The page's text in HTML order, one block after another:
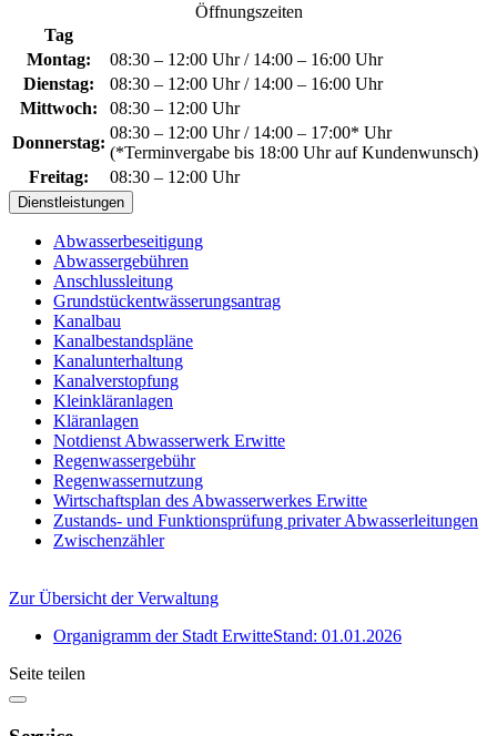
Öffnungszeiten
Tag
Montag:
08:30 – 12:00 Uhr / 14:00 – 16:00 Uhr
Dienstag:
08:30 – 12:00 Uhr / 14:00 – 16:00 Uhr
Mittwoch:
08:30 – 12:00 Uhr
Donnerstag:
08:30 – 12:00 Uhr / 14:00 – 17:00* Uhr
(*Terminvergabe bis 18:00 Uhr auf Kundenwunsch)
Freitag:
08:30 – 12:00 Uhr
Dienstleistungen
Abwasserbeseitigung
Abwassergebühren
Anschlussleitung
Grundstückentwässerungsantrag
Kanalbau
Kanalbestandspläne
Kanalunterhaltung
Kanalverstopfung
Kleinkläranlagen
Kläranlagen
Notdienst Abwasserwerk Erwitte
Regenwassergebühr
Regenwassernutzung
Wirtschaftsplan des Abwasserwerkes Erwitte
Zustands- und Funktionsprüfung privater Abwasserleitungen
Zwischenzähler
Zur Übersicht der Verwaltung
Organigramm der Stadt ErwitteStand: 01.01.2026
Seite teilen